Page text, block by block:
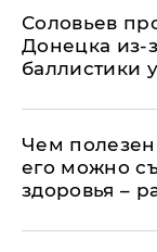
Соловьев
Донецка из-
баллистики
Чем полезен
его можно
здоровья –